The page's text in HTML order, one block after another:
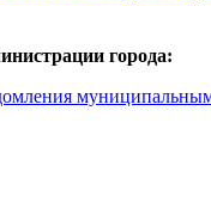
города: